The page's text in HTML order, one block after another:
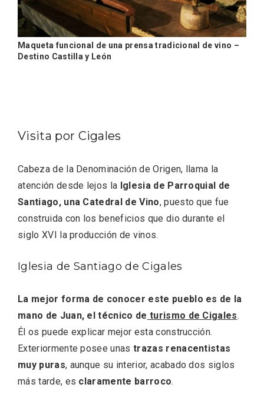
Maqueta funcional de una prensa tradicional de vino –
Destino Castilla y León
Visita por Cigales
Cabeza de la Denominación de Origen, llama la
atención desde lejos la Iglesia de Parroquial de
Santiago, una Catedral de Vino, puesto que fue
construida con los beneficios que dio durante el
siglo XVI la producción de vinos.
Iglesia de Santiago de Cigales
La mejor forma de conocer este pueblo es de la
mano de Juan, el técnico de turismo de Cigales.
Él os puede explicar mejor esta construcción.
Exteriormente posee unastrazas renacentistas
muy puras, aunque su interior, acabado dos siglos
más tarde, es claramente barroco.
Enoturismo visitando la Bodega Museo
Paseo nocturno por Valladolid